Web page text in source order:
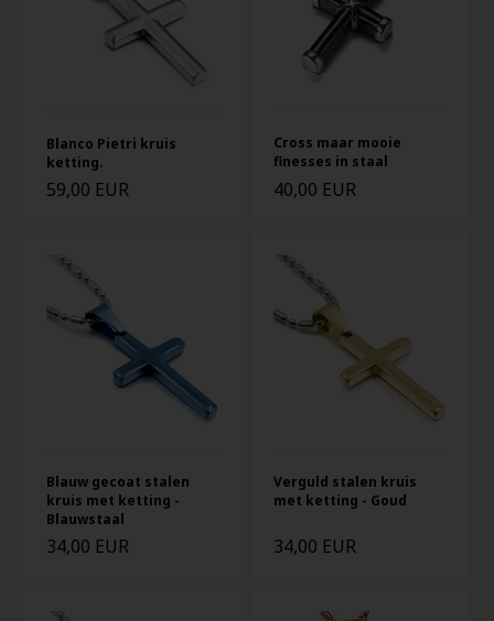
Blanco Pietri kruis
ketting.
59,00 EUR
Cross maar mooie
finesses in staal
40,00 EUR
Blauw gecoat stalen
kruis met ketting -
Blauwstaal
34,00 EUR
Verguld stalen kruis
met ketting - Goud
34,00 EUR